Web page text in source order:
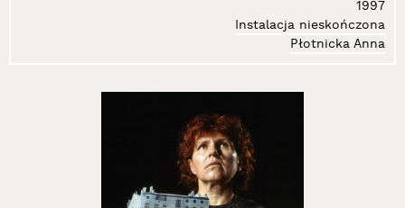
1997
Instalacja nieskończona
Płotnicka Anna